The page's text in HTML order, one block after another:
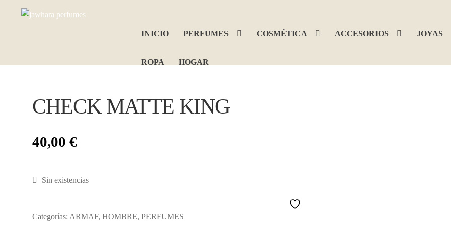
Ir
Ir
INICIO PERFUMES COSMÉTICA ACCESORIOS JOYAS
ROPA HOGAR
CHECK MATTE KING
40,00 €
Sin existencias
Categorías: ARMAF, HOMBRE, PERFUMES